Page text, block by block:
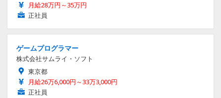
月給28万円～35万円
正社員
ゲームプログラマー
株式会社サムライ・ソフト
東京都
月給26万6,000円～33万3,000円
正社員